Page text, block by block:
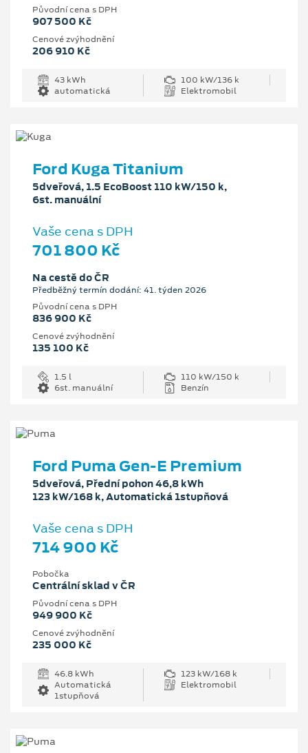
Původní cena s DPH
907 500 Kč
Cenové zvýhodnění
206 910 Kč
43 kWh
100 kW/136 k
automatická
Elektromobil
Ford Kuga Titanium
5dveřová, 1.5 EcoBoost 110 kW/150 k,
6st. manuální
Vaše cena s DPH
701 800 Kč
Na cestě do ČR
Předběžný termín dodání: 41. týden 2026
Původní cena s DPH
836 900 Kč
Cenové zvýhodnění
135 100 Kč
1.5 l
110 kW/150 k
6st. manuální
Benzín
Ford Puma Gen-E Premium
5dveřová, Přední pohon 46,8 kWh
123 kW/168 k, Automatická 1stupňová
Vaše cena s DPH
714 900 Kč
Pobočka
Centrální sklad v ČR
Původní cena s DPH
949 900 Kč
Cenové zvýhodnění
235 000 Kč
46.8 kWh
123 kW/168 k
Automatická
1stupňová
Elektromobil